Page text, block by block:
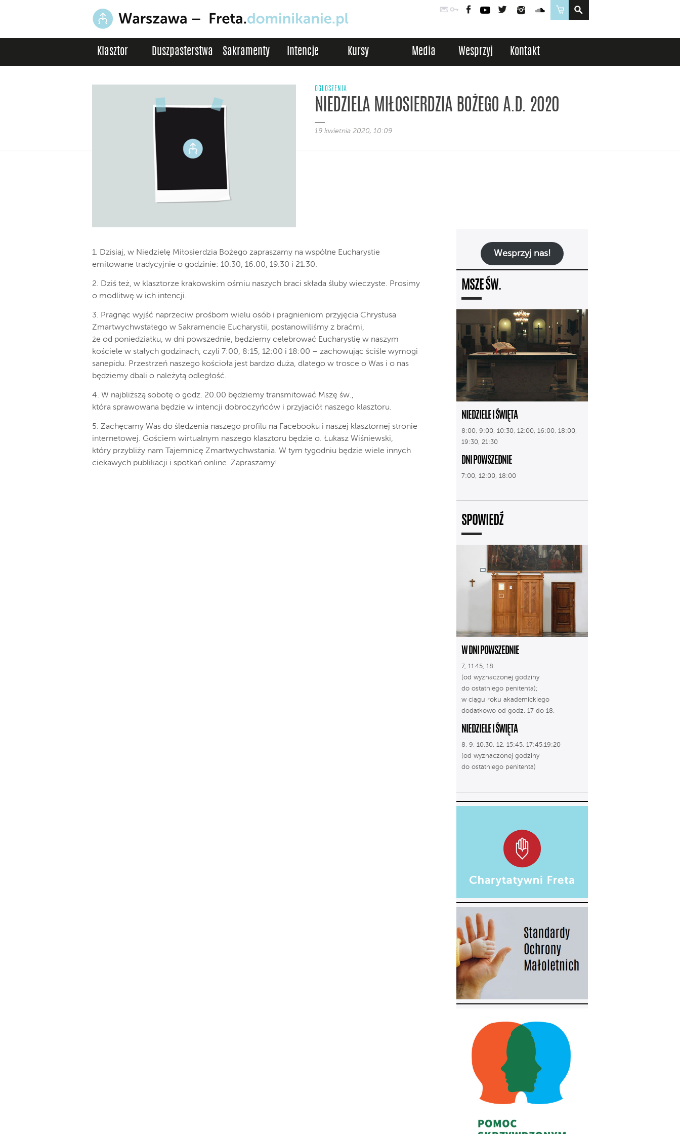
PocztaLogowanie
FacebookYouTubeTwitter InstagramSoundCloud
Sklep
Klasztor Duszpasterstwa Sakramenty Intencje Kursy Media Wesprzyj Kontakt
OGŁOSZENIA
NIEDZIELA MIŁOSIERDZIA BOŻEGO A.D. 2020
19 kwietnia 2020, 10:09
1. Dzisiaj, w Niedzielę Miłosierdzia Bożego zapraszamy na wspólne Eucharystie
emitowane tradycyjnie o godzinie: 10.30, 16.00, 19.30 i 21.30.
2. Dziś też, w klasztorze krakowskim ośmiu naszych braci składa śluby wieczyste. Prosimy
o modlitwę w ich intencji.
3. Pragnąc wyjść naprzeciw prośbom wielu osób i pragnieniom przyjęcia Chrystusa
Zmartwychwstałego w Sakramencie Eucharystii, postanowiliśmy z braćmi,
że od poniedziałku, w dni powszednie, będziemy celebrować Eucharystię w naszym
kościele w stałych godzinach, czyli 7:00, 8:15, 12:00 i 18:00 – zachowując ściśle wymogi
sanepidu. Przestrzeń naszego kościoła jest bardzo duża, dlatego w trosce o Was i o nas
będziemy dbali o należytą odległość.
4. W najbliższą sobotę o godz. 20.00 będziemy transmitować Mszę św.,
która sprawowana będzie w intencji dobroczyńców i przyjaciół naszego klasztoru.
5. Zachęcamy Was do śledzenia naszego profilu na Facebooku i naszej klasztornej stronie
internetowej. Gościem wirtualnym naszego klasztoru będzie o. Łukasz Wiśniewski,
który przybliży nam Tajemnicę Zmartwychwstania. W tym tygodniu będzie wiele innych
ciekawych publikacji i spotkań online. Zapraszamy!
Wesprzyj nas!
MSZE ŚW.
NIEDZIELE I ŚWIĘTA
8:00, 9:00, 10:30, 12:00, 16:00, 18:00,
19:30, 21:30
DNI POWSZEDNIE
7:00, 12:00, 18:00
SPOWIEDŹ
W DNI POWSZEDNIE
7, 11.45, 18
(od wyznaczonej godziny
do ostatniego penitenta);
w ciągu roku akademickiego
dodatkowo od godz. 17 do 18.
NIEDZIELE I ŚWIĘTA
8, 9, 10.30, 12, 15:45, 17:45,19:20
(od wyznaczonej godziny
do ostatniego penitenta)